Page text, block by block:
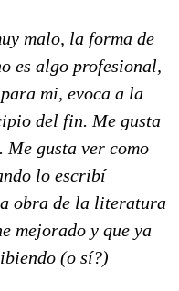
malo, la forma de
es algo profesional,
mi, evoca a la
del fin. Me gusta
Me gusta ver como
lo escribí
obra de la literatura
mejorado y que ya
(o sí?)